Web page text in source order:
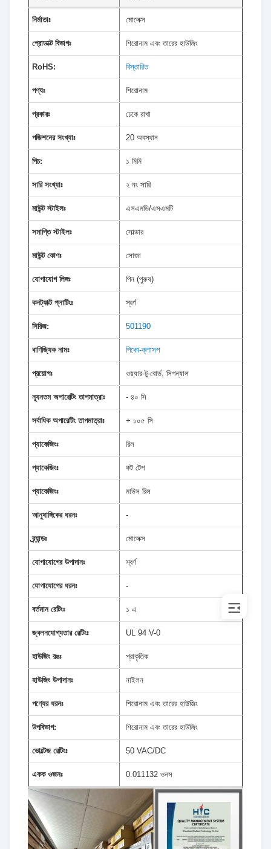
নির্মাতাঃ মোলেক্স
প্রোডাক্ট বিভাগঃ শিরোনাম এবং তারের হাউজিং
RoHS: বিস্তারিত
পণ্যঃ শিরোনাম
প্রকারঃ ঢেকে রাখা
পজিশনের সংখ্যাঃ 20 অবস্থান
পিচ: ১ মিমি
সারি সংখ্যাঃ ২ নং সারি
মাউন্ট স্টাইলঃ এসএমডি/এসএমটি
সমাপ্তি স্টাইলঃ সোল্ডার
মাউন্ট কোণঃ সোজা
যোগাযোগ লিঙ্গঃ পিন (পুরুষ)
কনট্যাক্ট প্লাটিংঃ স্বর্ণ
সিরিজ: 501190
বাণিজ্যিক নামঃ পিকো-ক্লাসপ
প্রয়োগঃ ওয়্যার-টু-বোর্ড, সিগন্যাল
ন্যূনতম অপারেটিং তাপমাত্রাঃ - ৪০ সি
সর্বাধিক অপারেটিং তাপমাত্রাঃ + ১০৫ সি
প্যাকেজিংঃ রিল
প্যাকেজিংঃ কট টেপ
প্যাকেজিংঃ মাউস রিল
আনুষাঙ্গিকের ধরনঃ -
ব্র্যান্ডঃ মোলেক্স
যোগাযোগের উপাদানঃ স্বর্ণ
যোগাযোগের ধরনঃ -
বর্তমান রেটিংঃ ১ এ
জ্বলনযোগ্যতার রেটিংঃ UL 94 V-0
হাউজিং রঙঃ প্রাকৃতিক
হাউজিং উপাদানঃ নাইলন
পণ্যের ধরনঃ শিরোনাম এবং তারের হাউজিং
উপবিভাগ: শিরোনাম এবং তারের হাউজিং
ভোল্টেজ রেটিংঃ 50 VAC/DC
একক ওজনঃ 0.011132 ওনস